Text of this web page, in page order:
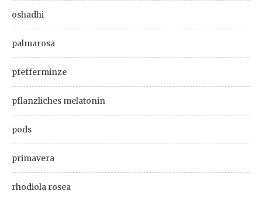
oshadhi
palmarosa
pfefferminze
pflanzliches melatonin
pods
primavera
rhodiola rosea